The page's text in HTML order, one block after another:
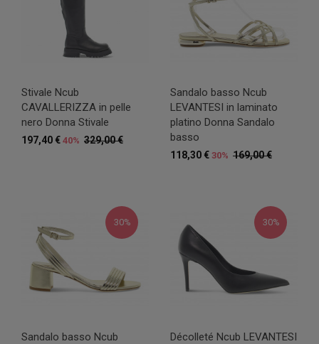
Stivale Ncub
CAVALLERIZZA in pelle
nero Donna Stivale
329,00 €
197,40 € 40%
Sandalo basso Ncub
LEVANTESI in laminato
platino Donna Sandalo
basso
169,00 €
118,30 € 30%
30%
Sandalo basso Ncub
30%
Décolleté Ncub LEVANTESI